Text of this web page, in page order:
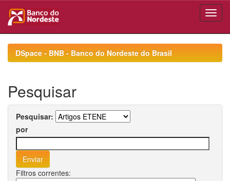
navigationDSpace - BNB - Banco do Nordeste do Brasil
Pesquisar
Pesquisar:
por
Filtros correntes: